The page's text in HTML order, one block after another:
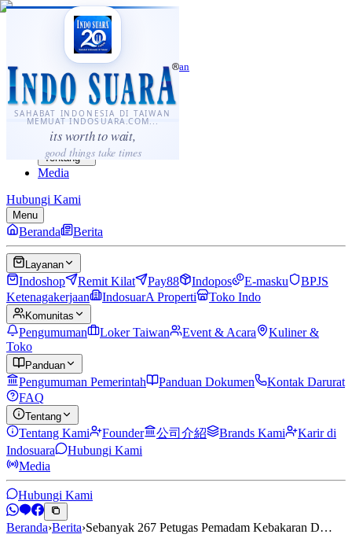
SAHABAT INDONESIA DI TAIWAN
MEMUAT INDOSUARA.COM...
its worth to wait,
good things take times
·...
⌘K
Sahabat Indonesia di Taiwan
Berita
Layanan
Komunitas
Panduan
Tentang
Media
Hubungi Kami
Menu
Beranda Berita
Layanan
Indoshop Remit Kilat Pay88 Indopos E-masku
BPJS
Ketenagakerjaan
IndosuarA Properti Toko Indo
Komunitas
Pengumuman Loker Taiwan Event & Acara
Kuliner &
Toko
Panduan
Pengumuman Pemerintah Panduan Dokumen
Kontak Darurat
FAQ
Tentang
Tentang Kami Founder 公司介紹 Brands Kami
Karir di
Indosuara
Hubungi Kami
Media
Hubungi Kami
Beranda›Berita›Sebanyak 267 Petugas Pemadam Kebakaran D…